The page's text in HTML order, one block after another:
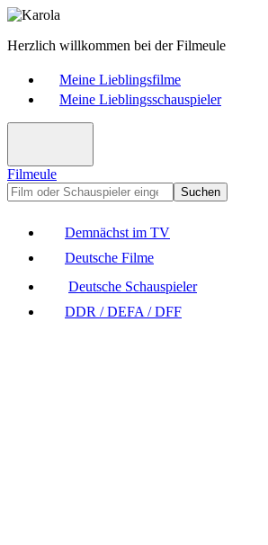
Herzlich willkommen bei der Filmeule
Meine Lieblingsfilme
Meine Lieblingsschauspieler
Filmeule
Suchen
Demnächst im TV
Deutsche Filme
Deutsche Schauspieler
DDR / DEFA / DFF